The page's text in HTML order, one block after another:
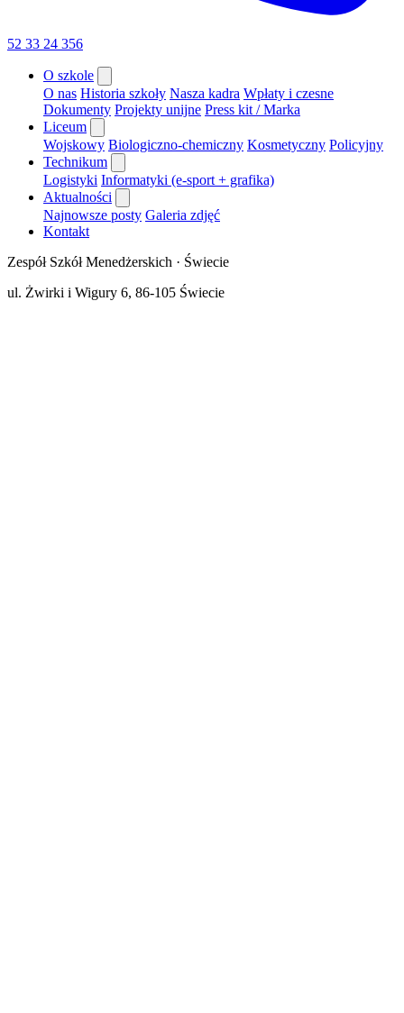
52 33 24 356
O szkole
O nas Historia szkoły Nasza kadra Wpłaty i czesne
Dokumenty Projekty unijne Press kit / Marka
Liceum
Wojskowy Biologiczno-chemiczny Kosmetyczny Policyjny
Technikum
Logistyki Informatyki (e-sport + grafika)
Aktualności
Najnowsze posty Galeria zdjęć
Kontakt
Zespół Szkół Menedżerskich · Świecie
ul. Żwirki i Wigury 6, 86-105 Świecie